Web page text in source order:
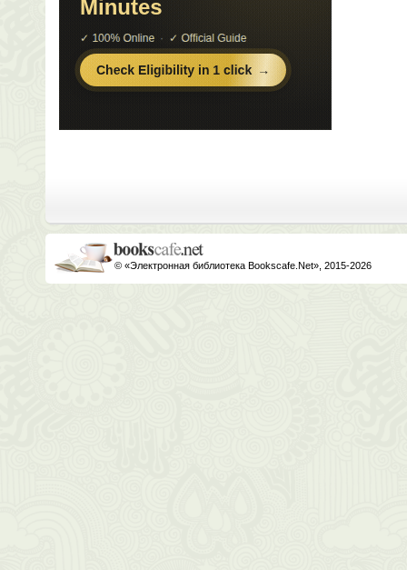
© «Электронная библиотека Bookscafe.Net», 2015-2026